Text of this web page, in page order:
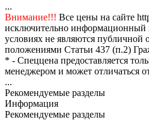
...
Внимание!!! Все цены на сайте
исключительно информационный
условиях не являются публичной
положениями Статьи 437 (п.2)
* - Спеццена предоставляется
менеджером и может отличаться
...
Рекомендуемые разделы
Информация
Рекомендуемые разделы